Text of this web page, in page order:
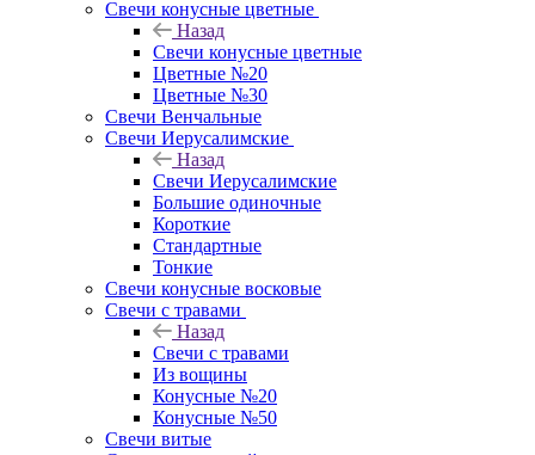
Свечи конусные цветные
Назад
Свечи конусные цветные
Цветные №20
Цветные №30
Свечи Венчальные
Свечи Иерусалимские
Назад
Свечи Иерусалимские
Большие одиночные
Короткие
Стандартные
Тонкие
Свечи конусные восковые
Свечи с травами
Назад
Свечи с травами
Из вощины
Конусные №20
Конусные №50
Свечи витые